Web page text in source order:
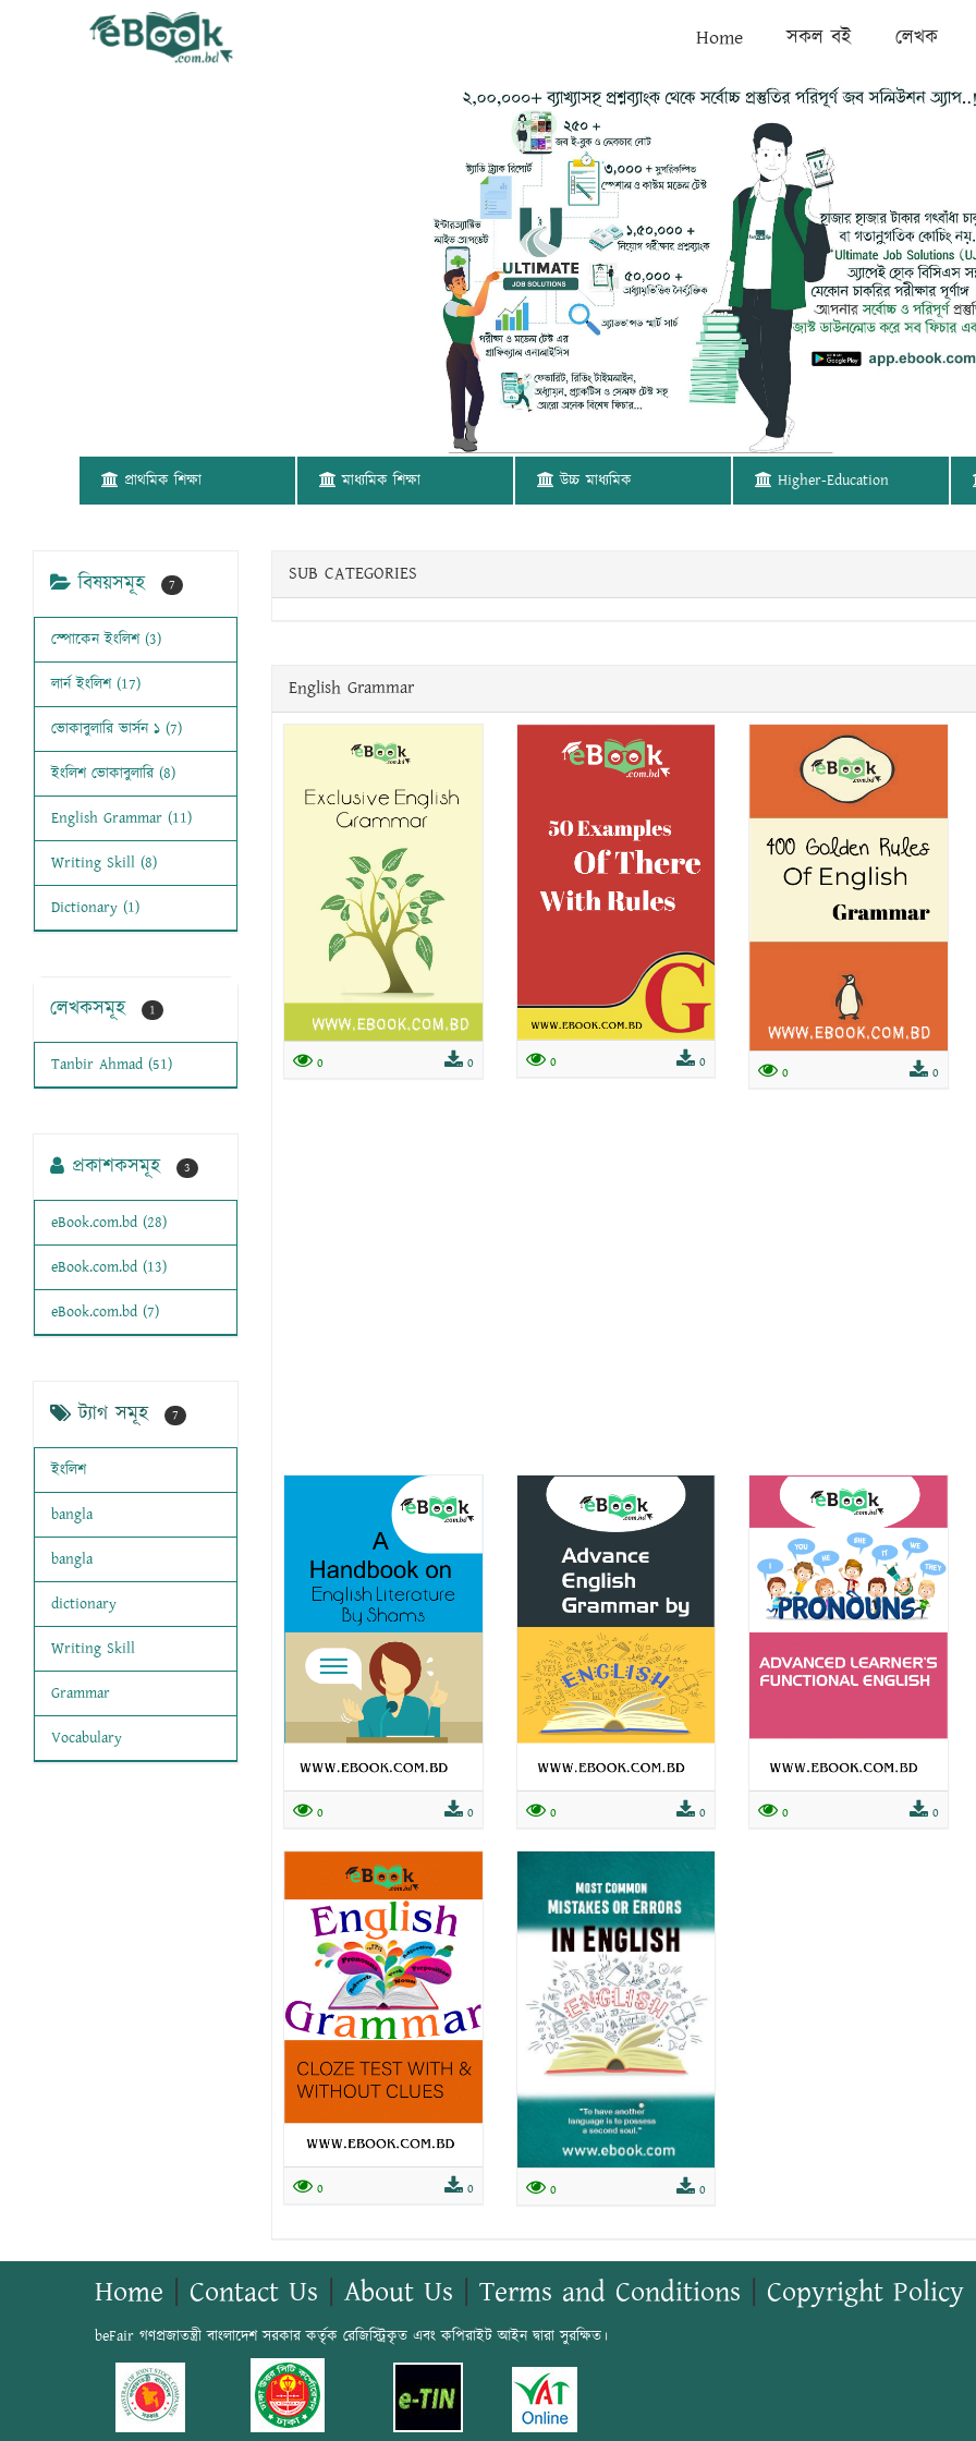
Home সকল বই লেখক
প্রাথমিক শিক্ষা মাধ্যমিক শিক্ষা উচ্চ মাধ্যমিক Higher-Education
SUB CATEGORIES
English Grammar
0 0 0 0
0 0
0 0 0 0 0 0
0 0 0 0
বিষয়সমূহ 7
স্পোকেন ইংলিশ (3)
লার্ন ইংলিশ (17)
ভোকাবুলারি ভার্সন ১ (7)
ইংলিশ ভোকাবুলারি (8)
English Grammar (11)
Writing Skill (8)
Dictionary (1)
লেখকসমূহ 1
Tanbir Ahmad (51)
প্রকাশকসমূহ 3
eBook.com.bd (28)
eBook.com.bd (13)
eBook.com.bd (7)
ট্যাগ সমূহ 7
ইংলিশ
bangla
bangla
dictionary
Writing Skill
Grammar
Vocabulary
Home Contact Us About Us Terms and Conditions Copyright Policy
beFair গণপ্রজাতন্ত্রী বাংলাদেশ সরকার কর্তৃক রেজিস্ট্রিকৃত এবং কপিরাইট আইন দ্বারা সুরক্ষিত।